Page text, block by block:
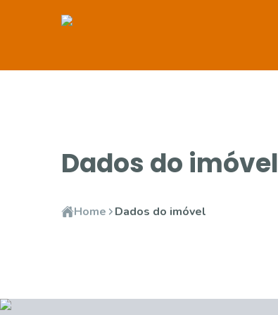
Dados do imóvel
Home Dados do imóvel